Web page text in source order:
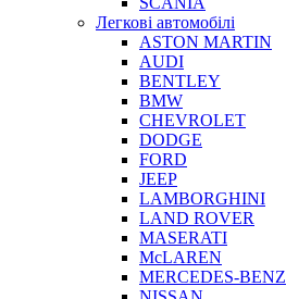
Легкові автомобілі
ASTON MARTIN
AUDI
BENTLEY
BMW
CHEVROLET
DODGE
FORD
JEEP
LAMBORGHINI
LAND ROVER
MASERATI
McLAREN
MERCEDES-BENZ